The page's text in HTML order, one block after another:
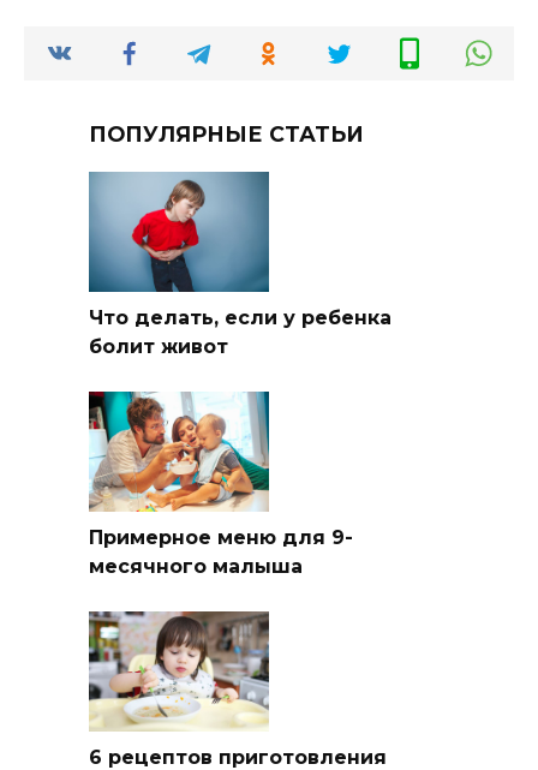
ПОПУЛЯРНЫЕ СТАТЬИ
Что делать, если у ребенка
болит живот
Примерное меню для 9-
месячного малыша
6 рецептов приготовления